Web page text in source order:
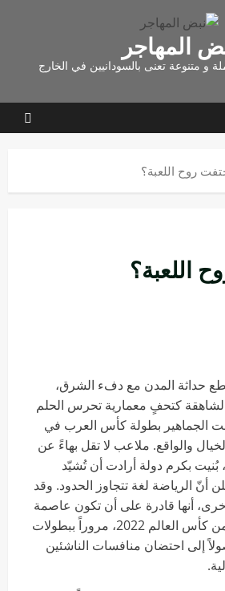
المهاجر
و متنوعة تعنى بالسودانيين في الخارج
روح اللعبة؟
اللعبة؟
حداثة المدن مع دفء الشرق،
كتحفٍ معمارية تحرس الحلم
الجماهير بطولة كأس العرب في
والواقع. ملاعب لا تقل بهاءً عن
بُنيت بكرم دولة أرادت أن تُشيّد
أنّ الرياضة لغة تتجاوز الحدود. وقد
أنها قادرة على أن تكون عاصمة
للحدث العالمي؛ بدءاً من كأس العالم 2022، مروراً ببطولات
إلى احتضان منافسات الناشئين